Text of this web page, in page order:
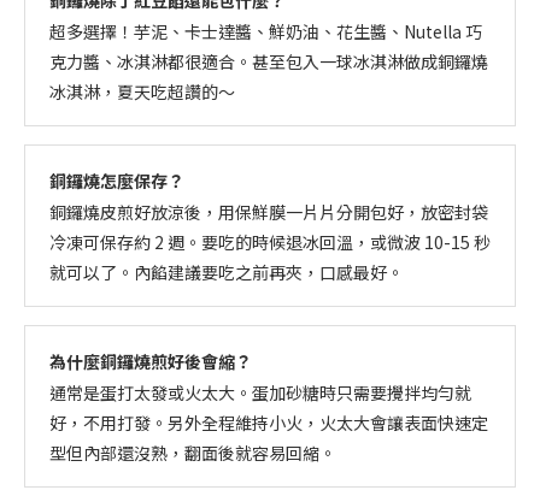
超多選擇！芋泥、卡士達醬、鮮奶油、花生醬、Nutella 巧
克力醬、冰淇淋都很適合。甚至包入一球冰淇淋做成銅鑼燒
冰淇淋，夏天吃超讚的～
銅鑼燒怎麼保存？
銅鑼燒皮煎好放涼後，用保鮮膜一片片分開包好，放密封袋
冷凍可保存約 2 週。要吃的時候退冰回溫，或微波 10-15 秒
就可以了。內餡建議要吃之前再夾，口感最好。
為什麼銅鑼燒煎好後會縮？
通常是蛋打太發或火太大。蛋加砂糖時只需要攪拌均勻就
好，不用打發。另外全程維持小火，火太大會讓表面快速定
型但內部還沒熟，翻面後就容易回縮。